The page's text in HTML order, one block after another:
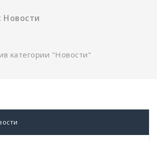
Новости
категории "Новости"